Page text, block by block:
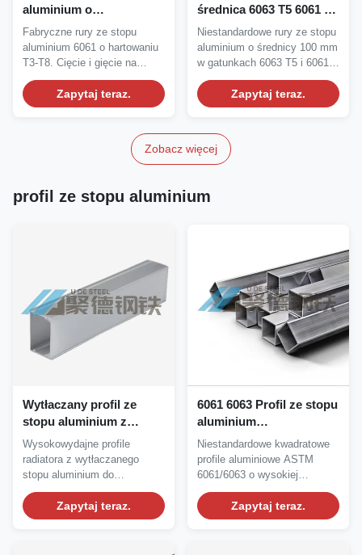
aluminium o
temperaturze T3-T8 dla
indywidualnego gięcia i
wysokiej odporności na
korozję
Fabryczne rury ze stopu
aluminium 6061 o hartowaniu
T3-T8. Cięcie i gięcie na
zamówienie, wysoka...
Zapytaj teraz.
średnica 6063 T5 6061 T6
Aluminiowy stopu rurki i
okrągłej rury
Niestandardowe rury ze stopu
aluminium o średnicy 100 mm
w gatunkach 6063 T5 i 6061
T6. Wysoka...
Zapytaj teraz.
Zobacz więcej
profil ze stopu aluminium
Wytłaczany profil ze
stopu aluminium z
radiatorem o wysokiej
odporności na korozję i
doskonałym
odprowadzaniu ciepła do
dostosowywalnych
zastosowań LED do
Wysokowydajne profile
radiatora z wytłaczanego
stopu aluminium do
oświetlenia LED SMD.
Doskonała...Zapytaj teraz.
6061 6063 Profil ze stopu
aluminium
kwadratowego o
wysokiej odporności na
korozję i precyzyjnej
ekstruzji na gorąco
Niestandardowe kwadratowe
profile aluminiowe ASTM
6061/6063 o wysokiej
odporności na korozję,...
Zapytaj teraz.